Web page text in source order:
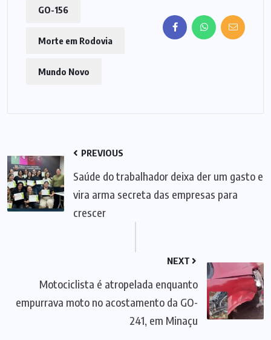
GO-156
Morte em Rodovia
Mundo Novo
PREVIOUS
Saúde do trabalhador deixa der um gasto e
vira arma secreta das empresas para
crescer
NEXT
Motociclista é atropelada enquanto
empurrava moto no acostamento da GO-
241, em Minaçu